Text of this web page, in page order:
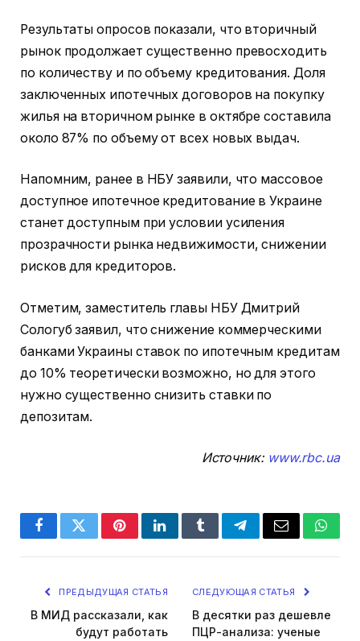
Результаты опросов показали, что вторичный
рынок продолжает существенно превосходить
по количеству и по объему кредитования. Доля
заключенных ипотечных договоров на покупку
жилья на вторичном рынке в октябре составила
около 87% по объему от всех новых выдач.
Напомним, ранее в НБУ заявили, что массовое
доступное ипотечное кредитование в Украине
станет доступным при условии усиления
прозрачности рынка недвижимости, снижении
рисков для кредиторов.
Отметим, заместитель главы НБУ Дмитрий
Сологуб заявил, что снижение коммерческими
банками Украины ставок по ипотечным кредитам
до 10% теоретически возможно, но для этого
нужно существенно снизить ставки по
депозитам.
Источник: www.rbc.ua
FacebookTwitterPinterestLinkedInTumblrTelegramEmail
ПРЕДЫДУЩАЯ СТАТЬЯ
В МИД рассказали, как
будут работать
СЛЕДУЮЩАЯ СТАТЬЯ
В десятки раз дешевле
ПЦР-анализа: ученые